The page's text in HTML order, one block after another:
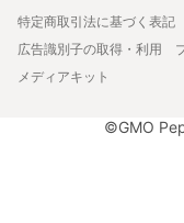
特定商取引法に基づく表記
広告識別子の取得・利用
メディアキット
©GMO